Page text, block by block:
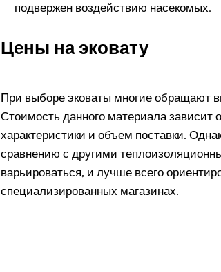
подвержен воздействию насекомых.
Цены на эковату
При выборе эковаты многие обращают
Стоимость данного материала зависит
характеристики и объем поставки.
сравнению с другими
варьироваться, и лучше всего
специализированных магазинах.